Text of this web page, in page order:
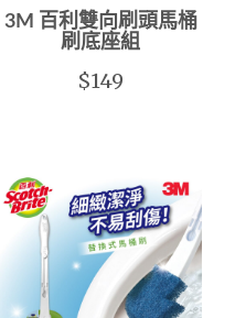
3M 百利雙向刷頭馬桶
刷底座組
$149